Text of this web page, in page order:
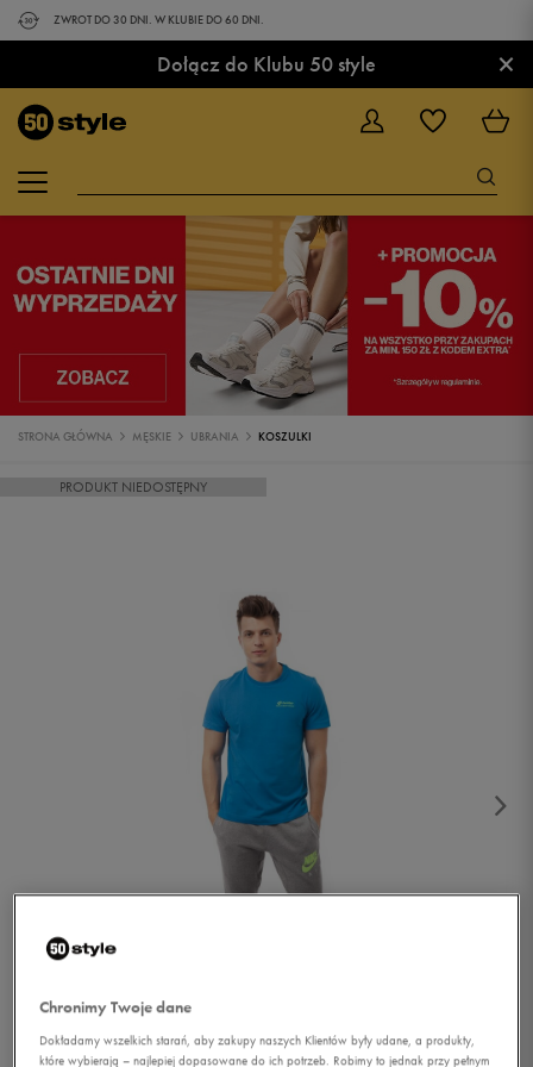
ZWROT DO 30 DNI. W KLUBIE DO 60 DNI.
Dołącz do Klubu 50 style ×
STRONA GŁÓWNA MĘSKIE UBRANIA KOSZULKI
PRODUKT NIEDOSTĘPNY
Chronimy Twoje dane
Dokładamy wszelkich starań, aby zakupy naszych Klientów były udane, a produkty,
które wybierają – najlepiej dopasowane do ich potrzeb. Robimy to jednak przy pełnym